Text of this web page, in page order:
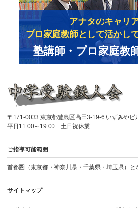
〒171-0033 東京都豊島区高田3-19-6 いずみやビ
平日11:00～19:00 土日祝休業
ご指導可能範囲
首都圏（東京都・神奈川県・千葉県・埼玉県）と
サイトマップ
アナタのキャリ
プロ家庭教師として活かし
塾講師・プロ家庭教